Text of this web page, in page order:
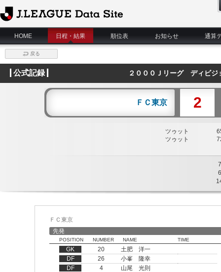
J.League Data Site
HOME
日程・結果 順位表 お知らせ 通算
戻る
公式記録 ２０００Ｊリーグ ディビ
ＦＣ東京 2
ツゥット
ツゥット
7
6
ＦＣ東京
先発
POSITION NUMBER NAME TIME
GK 20
土肥 洋一
DF
26
小峯 隆幸
DF
4
山尾 光則